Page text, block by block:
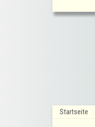
Startseite